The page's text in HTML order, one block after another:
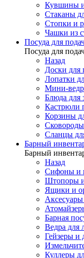
Кувшины
Стаканы
Стопки и
Чашки из
Посуда для
Посуда для
Назад
Доски для
Лопатки
Мини-
Блюда для
Кастрюли
Корзины
Сланцы
Барный
Барный
Назад
Сифоны и
Штопоры
Ящики и
Барная
Ведра для
Гейзеры и
Куллеры